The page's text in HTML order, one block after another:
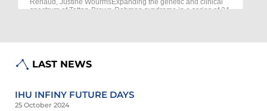
LAST NEWS
IHU INFINY FUTURE DAYS
25 October 2024